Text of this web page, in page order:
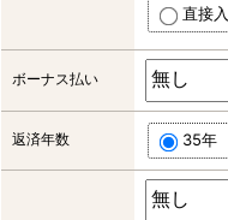
直接
ボーナス払い
返済年数 35年